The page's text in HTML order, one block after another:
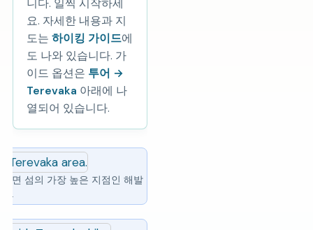
니다. 일찍 시작하세
요. 자세한 내용과 지
도는하이킹 가이드에
도 나와 있습니다. 가
이드 옵션은 투어 →
Terevaka 아래에 나
열되어 있습니다.
면 섬의 가장 높은 지점인 해발